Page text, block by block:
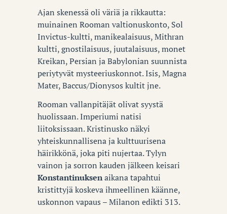
Ajan skenessä oli väriä ja rikkautta:
muinainen Rooman valtionuskonto, Sol
Invictus-kultti, manikealaisuus, Mithran
kultti, gnostilaisuus, juutalaisuus, monet
Kreikan, Persian ja Babylonian suunnista
periytyvät mysteeriuskonnot. Isis, Magna
Mater, Baccus/Dionysos kultit jne.
Rooman vallanpitäjät olivat syystä
huolissaan. Imperiumi natisi
liitoksissaan. Kristinusko näkyi
yhteiskunnallisena ja kulttuurisena
häirikkönä, joka piti nujertaa. Tylyn
vainon ja sorron kauden jälkeen keisari
Konstantinuksenaikana tapahtui
kristittyjä koskeva ihmeellinen käänne,
uskonnon vapaus – Milanon edikti 313.